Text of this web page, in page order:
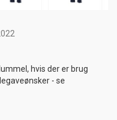
hvis der er brug
- se